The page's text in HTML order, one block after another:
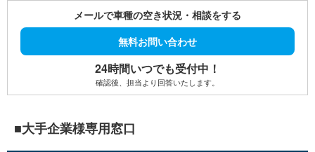
でマンスリーレンタカーをお借りしました。車はなんでもよかっ
たのですが、運転しやすいマーチを用意してもらい乗りやすく
て、何より安くて大変助かりました。ありがとうございました。
（神戸市、運送業）
お弁当屋さんを経営しています。新店舗のオープンのため配達用
に軽バンをレンタルしました。営業もかねて、車種を検討してお
ヶ月は利用予定だったので、マンスリーレンタカーを借りて良か
メールで車種の空き状況・相談をする
無料お問い合わせ
24時間いつでも受付中！
確認後、担当より回答いたします。
■大手企業様専用窓口